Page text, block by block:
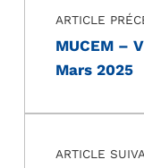
ARTICLE
MUCEM –
Mars 2025
ARTICLE